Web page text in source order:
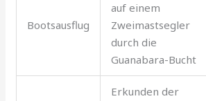
Bootsausflug
auf einem
Zweimastsegler
durch die
Guanabara-Bucht
Erkunden der